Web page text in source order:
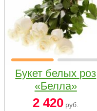
Букет белых роз
«Белла»
2 420 руб.